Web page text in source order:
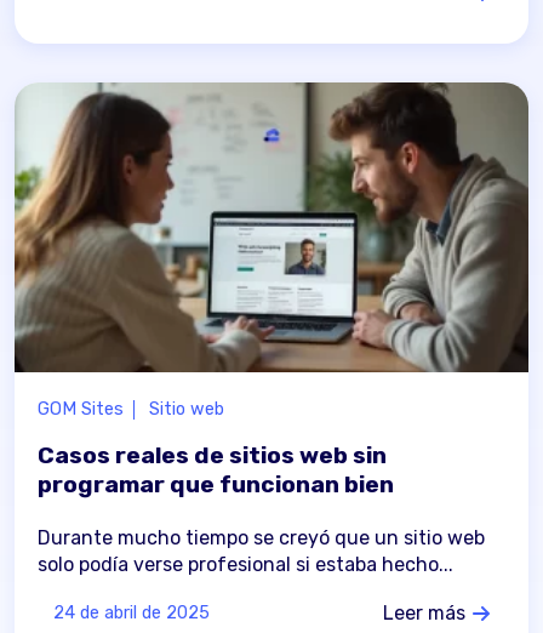
GOM Sites Sitio web
Casos reales de sitios web sin
programar que funcionan bien
Durante mucho tiempo se creyó que un sitio web
solo podía verse profesional si estaba hecho...
24 de abril de 2025 Leer más